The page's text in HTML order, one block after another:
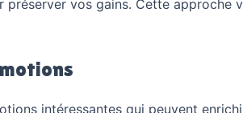
vos gains. Cette
intéressantes qui peuvent